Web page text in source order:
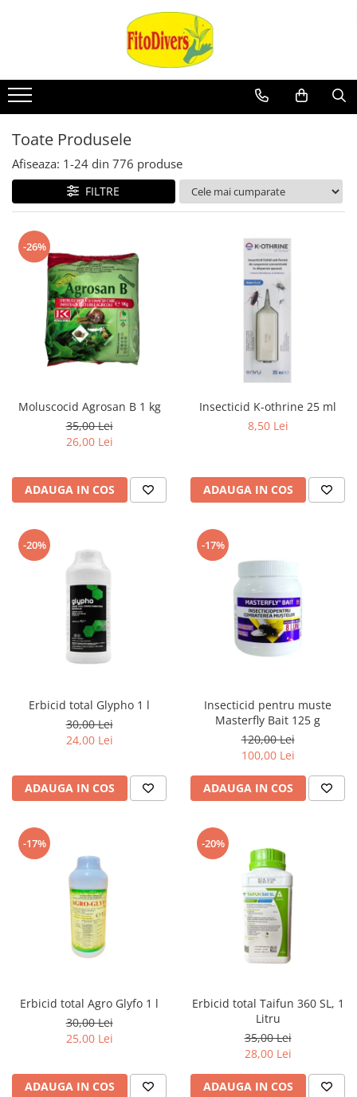
Toate Produsele
Afiseaza: 1-24 din 776 produse
FILTRE
-26%
Moluscocid Agrosan B 1 kg
35,00 Lei
26,00 Lei
ADAUGA IN COS
Insecticid K-othrine 25 ml
8,50 Lei
ADAUGA IN COS
-20%
Erbicid total Glypho 1 l
30,00 Lei
24,00 Lei
ADAUGA IN COS
-17%
Insecticid pentru muste
Masterfly Bait 125 g
120,00 Lei
100,00 Lei
ADAUGA IN COS
-17%
Erbicid total Agro Glyfo 1 l
30,00 Lei
25,00 Lei
ADAUGA IN COS
-20%
Erbicid total Taifun 360 SL, 1
Litru
35,00 Lei
28,00 Lei
ADAUGA IN COS